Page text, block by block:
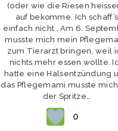
(oder wie die Riesen
auf bekomme. Ich schaff’s
einfach nicht . Am 6.
musste mich mein
zum Tierarzt bringen, weil
nichts mehr essen wollte.
hatte eine Halsentzündung
das Pflegemami musste
der Spritze…
0